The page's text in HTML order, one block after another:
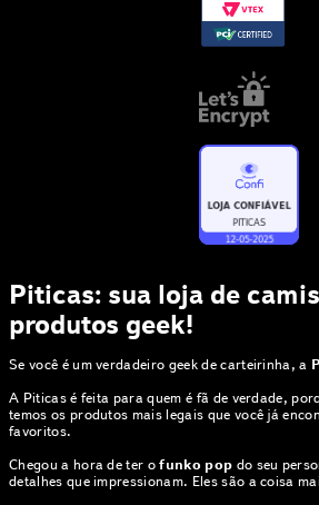
Piticas: sua loja de
produtos geek!
Se você é um verdadeiro geek de carteirinha, a
A Piticas é feita para quem é fã de verdade,
temos os produtos mais legais que você já
favoritos.
Chegou a hora de ter ofunko pop do seu
detalhes que impressionam. Eles são a coisa